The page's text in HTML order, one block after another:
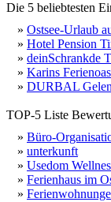
Die 5 beliebtesten
» Ostsee-Urlaub
» Hotel Pension
» deinSchrankde
» Karins
» DURBAL
TOP-5 Liste
» Büro-
» unterkunft
» Usedom
» Ferienhaus im
»